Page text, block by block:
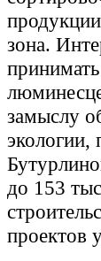
зона.
замыслу
экологии,
до 153
проектов